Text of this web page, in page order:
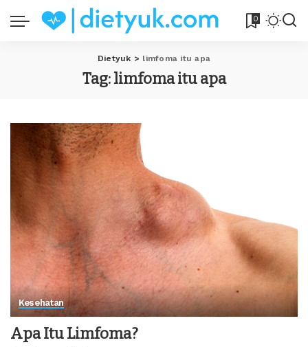
0
Dietyuk > limfoma itu apa
Tag:limfoma itu apa
Kesehatan
Apa Itu Limfoma?